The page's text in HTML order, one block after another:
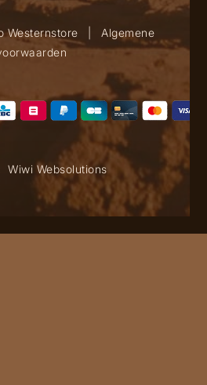
Westernstore
Algemene
Wiwi Websolutions